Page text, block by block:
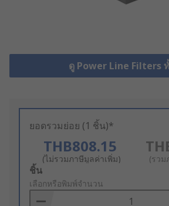
ดู Power Line Filters
ยอดรวมย่อย (1 ชิ้น)*
THB808.15
(ไม่รวมภาษีมูลค่าเพิ่ม) (รวม
Add
to
Basket
ชิ้น
เลือกหรือพิมพ์จำนวน